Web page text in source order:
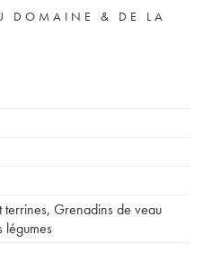
DOMAINE & DE LA
terrines, Grenadins de veau
légumes